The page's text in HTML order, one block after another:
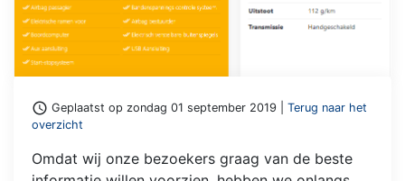
access_time Geplaatst op zondag 01 september 2019 | Terug naar het
overzicht
Omdat wij onze bezoekers graag van de beste